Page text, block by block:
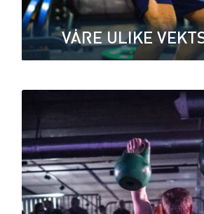
VÅRE ULIKE